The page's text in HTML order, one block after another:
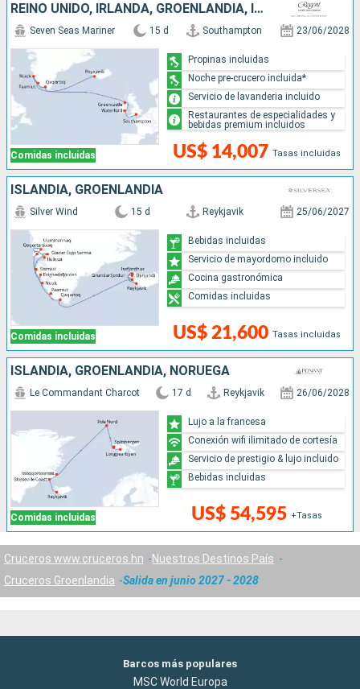
REINO UNIDO, IRLANDA, GROENLANDIA, ISLANDIA
Comidas incluidas
Seven Seas Mariner 15 d Southampton 23/06/2028
US$ 14,007 Tasas incluidas
Propinas incluidas
Noche pre-crucero incluida*
Servicio de lavanderia incluido
Restaurantes de especialidades y
bebidas premium incluidos
ISLANDIA, GROENLANDIA
Comidas incluidas
Silver Wind 15 d Reykjavik 25/06/2027
US$ 21,600 Tasas incluidas
Bebidas incluidas
Servicio de mayordomo incluido
Cocina gastronómica
Comidas incluidas
ISLANDIA, GROENLANDIA, NORUEGA
Comidas incluidas
Le Commandant Charcot 17 d Reykjavik 26/06/2028
US$ 54,595 +Tasas
Lujo a la francesa
Conexión wifi ilimitado de cortesía
Servicio de prestigio & lujo incluido
Bebidas incluidas
Cruceros www.cruceros.hn
Nuestros Destinos País
Cruceros Groenlandia
Salida en junio 2027 - 2028
Barcos más populares
MSC World Europa